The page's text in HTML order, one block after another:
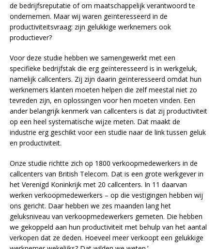
de bedrijfsreputatie of om maatschappelijk verantwoord te
ondernemen. Maar wij waren geïnteresseerd in de
productiviteitsvraag: zijn gelukkige werknemers ook
productiever?
Voor deze studie hebben we samengewerkt met een
specifieke bedrijfstak die erg geïnteresseerd is in werkgeluk,
namelijk callcenters. Zij zijn daarin geïnteresseerd omdat hun
werknemers klanten moeten helpen die zelf meestal niet zo
tevreden zijn, en oplossingen voor hen moeten vinden. Een
ander belangrijk kenmerk van callcenters is dat zij productiviteit
op een heel systematische wijze meten. Dat maakt de
industrie erg geschikt voor een studie naar de link tussen geluk
en productiviteit.
Onze studie richtte zich op 1800 verkoopmedewerkers in de
callcenters van British Telecom. Dat is een grote werkgever in
het Verenigd Koninkrijk met 20 callcenters. In 11 daarvan
werken verkoopmedewerkers – op die vestigingen hebben wij
ons gericht. Daar hebben we zes maanden lang het
geluksniveau van verkoopmedewerkers gemeten. Die hebben
we gekoppeld aan hun productiviteit met behulp van het aantal
verkopen dat ze deden. Hoeveel meer verkoopt een gelukkige